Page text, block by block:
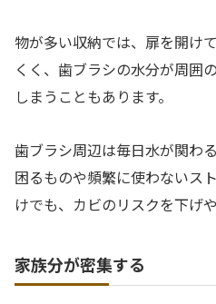
物が多い収納では、扉を開け
くく、歯ブラシの水分が周囲
しまうこともあります。
歯ブラシ周辺は毎日水が関わ
困るものや頻繁に使わないス
けでも、カビのリスクを下げ
家族分が密集する